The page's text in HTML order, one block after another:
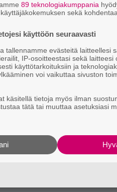
R-leimatut elokuvat:
Star-kanavalla, mutta
niiden jakelun.
keväällä 2024.
89 teknologiakumppania
sekä
käyttöön seuraavasti
tallennamme evästeitä laitteellesi
IP-osoitteestasi sekä laitteesi
käyttötarkoituksiin ja
voi vaikuttaa sivuston
käsitellä tietoja myös ilman
tätä tai muuttaa asetuksiasi